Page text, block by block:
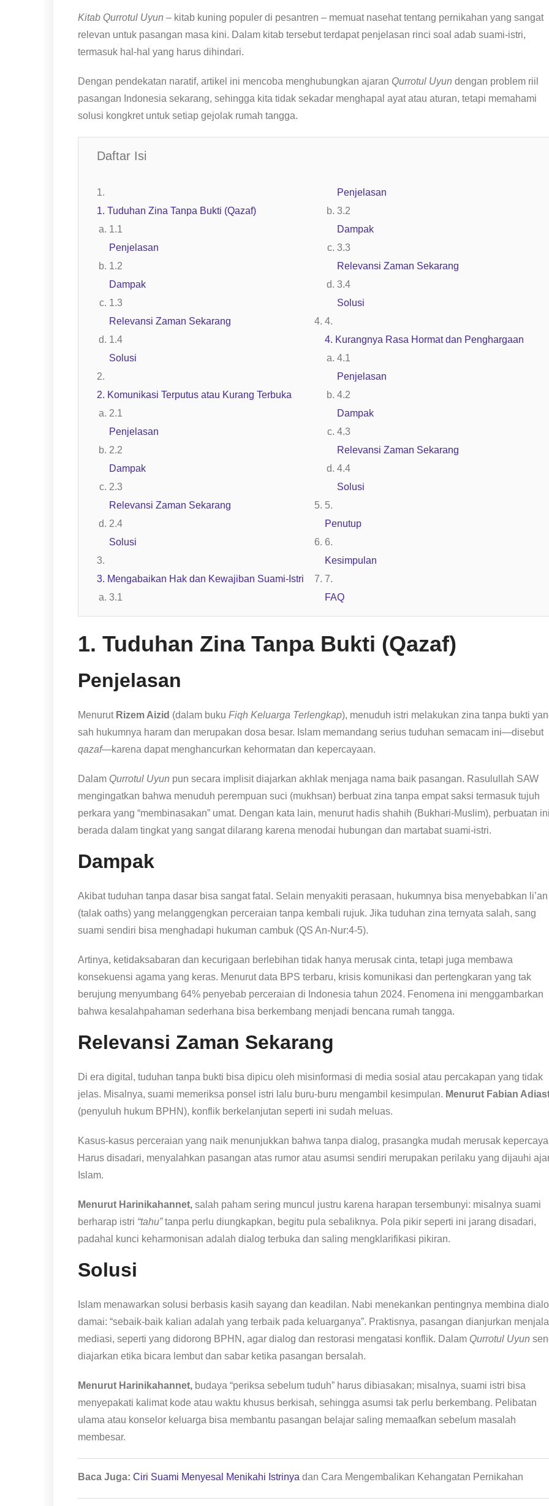
Kitab Qurrotul Uyun – kitab kuning populer di pesantren – memuat nasehat tentang pernikahan yang sangat
relevan untuk pasangan masa kini. Dalam kitab tersebut terdapat penjelasan rinci soal adab suami-istri,
termasuk hal-hal yang harus dihindari.
Dengan pendekatan naratif, artikel ini mencoba menghubungkan ajaran Qurrotul Uyun dengan problem riil
pasangan Indonesia sekarang, sehingga kita tidak sekadar menghapal ayat atau aturan, tetapi memahami
solusi kongkret untuk setiap gejolak rumah tangga.
Daftar Isi
1. Tuduhan Zina Tanpa Bukti (Qazaf)
Penjelasan
Dampak
Relevansi Zaman Sekarang
Solusi
2. Komunikasi Terputus atau Kurang Terbuka
Penjelasan
Dampak
Relevansi Zaman Sekarang
Solusi
3. Mengabaikan Hak dan Kewajiban Suami-Istri
Penjelasan
Dampak
Relevansi Zaman Sekarang
Solusi
4. Kurangnya Rasa Hormat dan Penghargaan
Penjelasan
Dampak
Relevansi Zaman Sekarang
Solusi
Penutup
Kesimpulan
FAQ
1. Tuduhan Zina Tanpa Bukti (Qazaf)
Penjelasan
Menurut Rizem Aizid (dalam buku Fiqh Keluarga Terlengkap), menuduh istri melakukan zina tanpa bukti
sah hukumnya haram dan merupakan dosa besar. Islam memandang serius tuduhan semacam ini—disebut
qazaf—karena dapat menghancurkan kehormatan dan kepercayaan.
Dalam Qurrotul Uyun pun secara implisit diajarkan akhlak menjaga nama baik pasangan. Rasulullah SAW
mengingatkan bahwa menuduh perempuan suci (mukhsan) berbuat zina tanpa empat saksi termasuk tujuh
perkara yang “membinasakan” umat. Dengan kata lain, menurut hadis shahih (Bukhari-Muslim), perbuatan
berada dalam tingkat yang sangat dilarang karena menodai hubungan dan martabat suami-istri.
Dampak
Akibat tuduhan tanpa dasar bisa sangat fatal. Selain menyakiti perasaan, hukumnya bisa menyebabkan li’an
(talak oaths) yang melanggengkan perceraian tanpa kembali rujuk. Jika tuduhan zina ternyata salah, sang
suami sendiri bisa menghadapi hukuman cambuk (QS An-Nur:4-5).
Artinya, ketidaksabaran dan kecurigaan berlebihan tidak hanya merusak cinta, tetapi juga membawa
konsekuensi agama yang keras. Menurut data BPS terbaru, krisis komunikasi dan pertengkaran yang tak
berujung menyumbang 64% penyebab perceraian di Indonesia tahun 2024. Fenomena ini menggambarkan
bahwa kesalahpahaman sederhana bisa berkembang menjadi bencana rumah tangga.
Relevansi Zaman Sekarang
Di era digital, tuduhan tanpa bukti bisa dipicu oleh misinformasi di media sosial atau percakapan yang tidak
jelas. Misalnya, suami memeriksa ponsel istri lalu buru-buru mengambil kesimpulan. Menurut Fabian
(penyuluh hukum BPHN), konflik berkelanjutan seperti ini sudah meluas.
Kasus-kasus perceraian yang naik menunjukkan bahwa tanpa dialog, prasangka mudah merusak
Harus disadari, menyalahkan pasangan atas rumor atau asumsi sendiri merupakan perilaku yang dijauhi
Islam.
Menurut Harinikahannet, salah paham sering muncul justru karena harapan tersembunyi: misalnya suami
berharap istri “tahu”tanpa perlu diungkapkan, begitu pula sebaliknya. Pola pikir seperti ini jarang disadari,
padahal kunci keharmonisan adalah dialog terbuka dan saling mengklarifikasi pikiran.
Solusi
Islam menawarkan solusi berbasis kasih sayang dan keadilan. Nabi menekankan pentingnya membina
damai: “sebaik-baik kalian adalah yang terbaik pada keluarganya”. Praktisnya, pasangan dianjurkan
mediasi, seperti yang didorong BPHN, agar dialog dan restorasi mengatasi konflik. Dalam Qurrotul Uyun
diajarkan etika bicara lembut dan sabar ketika pasangan bersalah.
Menurut Harinikahannet, budaya “periksa sebelum tuduh” harus dibiasakan; misalnya, suami istri bisa
menyepakati kalimat kode atau waktu khusus berkisah, sehingga asumsi tak perlu berkembang. Pelibatan
ulama atau konselor keluarga bisa membantu pasangan belajar saling memaafkan sebelum masalah
membesar.
Baca Juga: Ciri Suami Menyesal Menikahi Istrinya dan Cara Mengembalikan Kehangatan Pernikahan